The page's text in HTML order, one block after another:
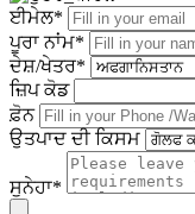
ਈਮੇਲ*
ਪੂਰਾ ਨਾਂਮ*
ਦੇਸ਼/ਖੇਤਰ*
ਜ਼ਿਪ ਕੋਡ
ਫ਼ੋਨ
ਉਤਪਾਦ ਦੀ ਕਿਸਮ
ਸੁਨੇਹਾ*